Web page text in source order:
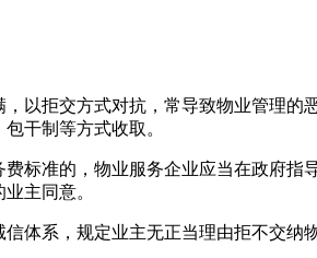
以拒交方式对抗，常导致物业管理
干制等方式收取。
标准的，物业服务企业应当在政府
主同意。
信体系，规定业主无正当理由拒不交